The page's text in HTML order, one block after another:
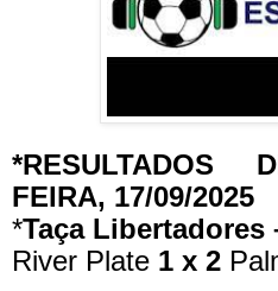
*RESULTADOS
FEIRA, 17/09/2025
*Taça Libertadores
River Plate 1 x 2